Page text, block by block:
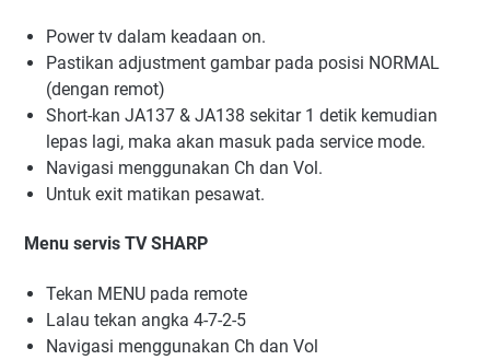
Power tv dalam keadaan on.
Pastikan adjustment gambar pada posisi NORMAL
(dengan remot)
Short-kan JA137 & JA138 sekitar 1 detik kemudian
lepas lagi, maka akan masuk pada service mode.
Navigasi menggunakan Ch dan Vol.
Untuk exit matikan pesawat.
Menu servis TV SHARP
Tekan MENU pada remote
Lalau tekan angka 4-7-2-5
Navigasi menggunakan Ch dan Vol